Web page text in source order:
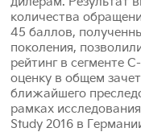
количества
45 баллов,
поколения,
рейтинг в сегменте
оценку в общем
ближайшего
рамках
Study 2016 в